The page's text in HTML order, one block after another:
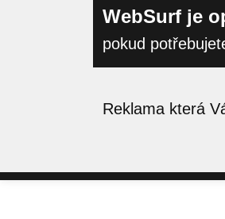
WebSurf je
pokud
Reklama která